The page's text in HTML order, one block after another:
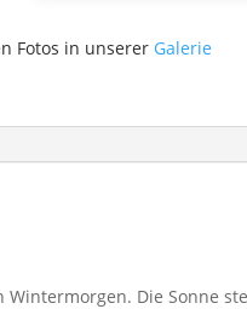
Fotos in unserer Galerie
Die Sonne